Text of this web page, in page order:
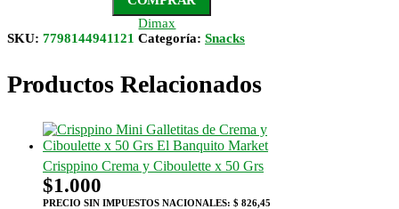
Dimax
SKU: 7798144941121 Categoría: Snacks
Productos Relacionados
Crisppino Crema y Ciboulette x 50 Grs
$1.000
PRECIO SIN IMPUESTOS NACIONALES: $ 826,45